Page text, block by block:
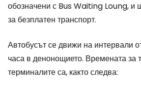
обозначени с Bus Waiting Loung, и
за безплатен транспорт.
Автобусът се движи на интервали
часа в денонощието. Времената
терминалите са, както следва: